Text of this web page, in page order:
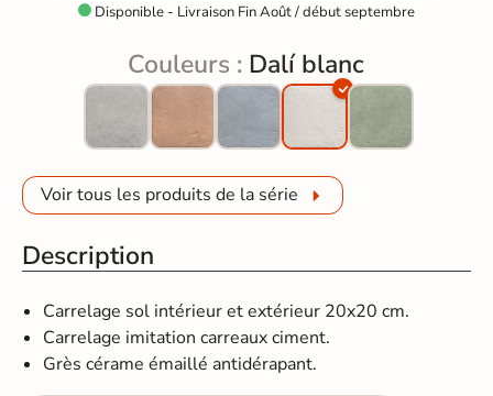
 Disponible - Livraison Fin Août / début septembre
Couleurs : Dalí blanc
Voir tous les produits de la série
Description
Carrelage sol intérieur et extérieur 20x20 cm.
Carrelage imitation carreaux ciment.
Grès cérame émaillé antidérapant.